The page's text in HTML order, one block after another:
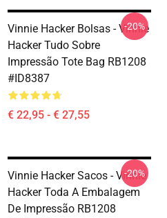
Vinnie Hacker Bolsas - Vinnie
Hacker Tudo Sobre
Impressão Tote Bag RB1208
#ID8387
€ 22,95 - € 27,55
-20%
Vinnie Hacker Sacos - Vinnie
Hacker Toda A Embalagem
De Impressão RB1208
-20%